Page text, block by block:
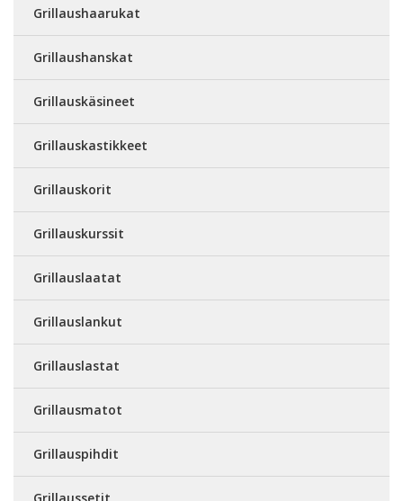
Grillaushaarukat
Grillaushanskat
Grillauskäsineet
Grillauskastikkeet
Grillauskorit
Grillauskurssit
Grillauslaatat
Grillauslankut
Grillauslastat
Grillausmatot
Grillauspihdit